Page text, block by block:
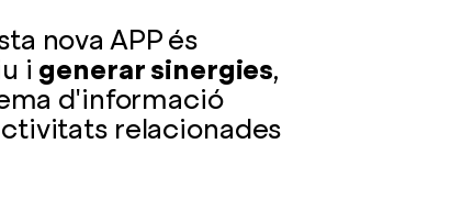
nova APP és
i generar sinergies,
d'informació
relacionades